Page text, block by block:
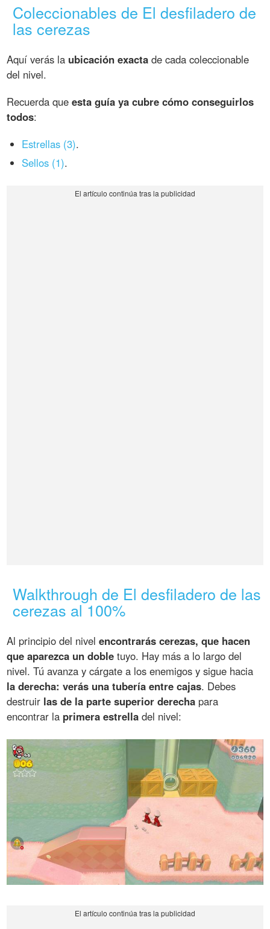
Coleccionables de El desfiladero de
las cerezas
Aquí verás la ubicación exacta de cada coleccionable
del nivel.
Recuerda queesta guía ya cubre cómo conseguirlos
todos:
Estrellas (3).
Sellos (1).
Walkthrough de El desfiladero de las
cerezas al 100%
Al principio del nivelencontrarás cerezas, que hacen
que aparezca un doble tuyo. Hay más a lo largo del
nivel. Tú avanza y cárgate a los enemigos y sigue hacia
la derecha: verás una tubería entre cajas. Debes
destruir las de la parte superior derecha para
encontrar la primera estrella del nivel: